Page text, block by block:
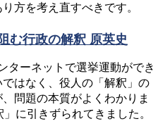
方を考え直すべきです。
む行政の解釈 原英史
ターネットで選挙運動ができ
はなく、役人の「解釈」の
問題の本質がよくわかりま
に引きずられてきました。